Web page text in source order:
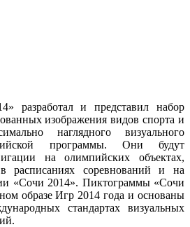
разработал и представил набор
изображения видов спорта и
наглядного визуального
программы. Они будут
на олимпийских объектах,
расписаниях соревнований и на
«Сочи 2014». Пиктограммы «Сочи
образе Игр 2014 года и основаны
стандартах визуальных